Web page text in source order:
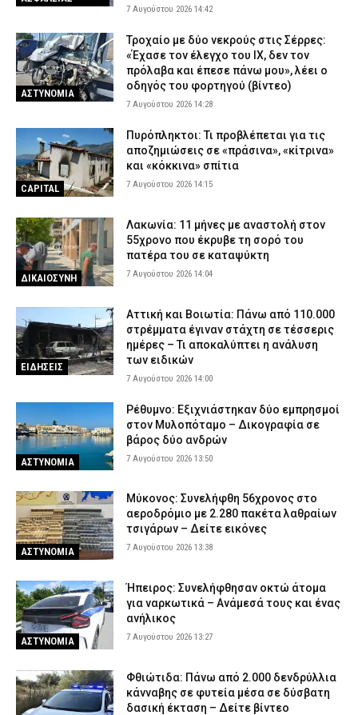
7 Αυγούστου 2026 14:42
ΑΣΤΥΝΟΜΙΑ
Τροχαίο με δύο νεκρούς στις Σέρρες:
«Έχασε τον έλεγχο του ΙΧ, δεν τον
πρόλαβα και έπεσε πάνω μου», λέει ο
οδηγός του φορτηγού (βίντεο)
7 Αυγούστου 2026 14:28
CAPITAL
Πυρόπληκτοι: Τι προβλέπεται για τις
αποζημιώσεις σε «πράσινα», «κίτρινα»
και «κόκκινα» σπίτια
7 Αυγούστου 2026 14:15
ΔΙΚΑΙΟΣΥΝΗ
Λακωνία: 11 μήνες με αναστολή στον
55χρονο που έκρυβε τη σορό του
πατέρα του σε καταψύκτη
7 Αυγούστου 2026 14:04
ΕΙΔΗΣΕΙΣ
Αττική και Βοιωτία: Πάνω από 110.000
στρέμματα έγιναν στάχτη σε τέσσερις
ημέρες – Τι αποκαλύπτει η ανάλυση
των ειδικών
7 Αυγούστου 2026 14:00
ΑΣΤΥΝΟΜΙΑ
Ρέθυμνο: Εξιχνιάστηκαν δύο εμπρησμοί
στον Μυλοπόταμο – Δικογραφία σε
βάρος δύο ανδρών
7 Αυγούστου 2026 13:50
ΑΣΤΥΝΟΜΙΑ
Μύκονος: Συνελήφθη 56χρονος στο
αεροδρόμιο με 2.280 πακέτα λαθραίων
τσιγάρων – Δείτε εικόνες
7 Αυγούστου 2026 13:38
ΑΣΤΥΝΟΜΙΑ
Ήπειρος: Συνελήφθησαν οκτώ άτομα
για ναρκωτικά – Ανάμεσά τους και ένας
ανήλικος
7 Αυγούστου 2026 13:27
Φθιώτιδα: Πάνω από 2.000 δενδρύλλια
κάνναβης σε φυτεία μέσα σε δύσβατη
δασική έκταση – Δείτε βίντεο